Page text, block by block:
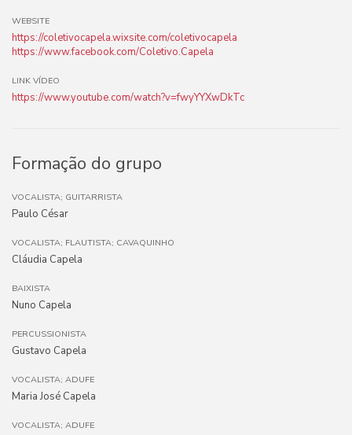
WEBSITE
https://coletivocapela.wixsite.com/coletivocapela
https://www.facebook.com/Coletivo.Capela
LINK VÍDEO
https://www.youtube.com/watch?v=fwyYYXwDkTc
Formação do grupo
VOCALISTA; GUITARRISTA
Paulo César
VOCALISTA; FLAUTISTA; CAVAQUINHO
Cláudia Capela
BAIXISTA
Nuno Capela
PERCUSSIONISTA
Gustavo Capela
VOCALISTA; ADUFE
Maria José Capela
VOCALISTA; ADUFE